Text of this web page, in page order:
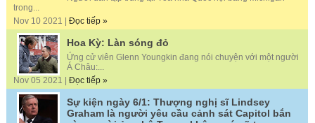
trong...
Nov 10 2021 | Đọc tiếp »
Hoa Kỳ: Làn sóng đỏ
Ứng cử viên Glenn Youngkin đang nói chuyện với một người
Á Châu:...
Nov 05 2021 | Đọc tiếp »
Sự kiện ngày 6/1: Thượng nghị sĩ Lindsey
Graham là người yêu cầu cảnh sát Capitol bắn